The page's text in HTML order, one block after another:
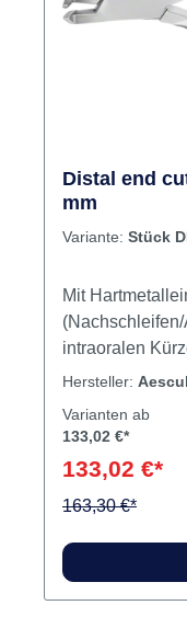
Distal end
mm
Variante: Stück
Mit
intraoralen
Drahtstärke
Hersteller:
Varianten ab
133,02 €*
133,02 €*
163,30 €*